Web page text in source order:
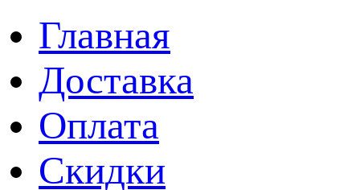
Главная
Доставка
Оплата
Скидки